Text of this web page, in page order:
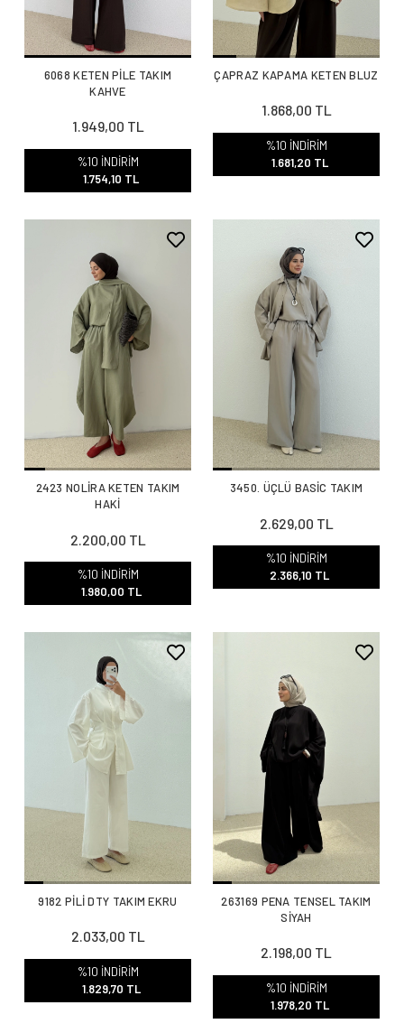
6068 KETEN PİLE TAKIM
KAHVE
1.949,00 TL
%10 İNDİRİM
1.754,10 TL
ÇAPRAZ KAPAMA KETEN BLUZ
1.868,00 TL
%10 İNDİRİM
1.681,20 TL
2423 NOLİRA KETEN TAKIM
HAKİ
2.200,00 TL
%10 İNDİRİM
1.980,00 TL
3450. ÜÇLÜ BASİC TAKIM
2.629,00 TL
%10 İNDİRİM
2.366,10 TL
9182 PİLİ DTY TAKIM EKRU
2.033,00 TL
%10 İNDİRİM
1.829,70 TL
263169 PENA TENSEL TAKIM
SİYAH
2.198,00 TL
%10 İNDİRİM
1.978,20 TL